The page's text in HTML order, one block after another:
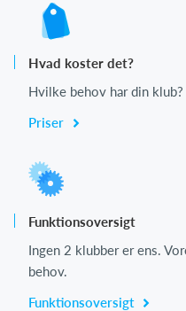
Hvad koster det?
Hvilke behov har din
Priser
Funktionsoversigt
Ingen 2 klubber er ens.
behov.
Funktionsoversigt